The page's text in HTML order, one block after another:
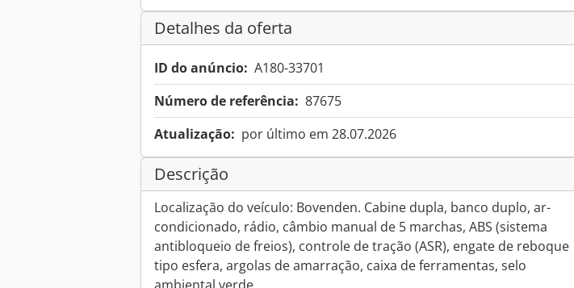
Detalhes da oferta
ID do anúncio: A180-33701
Número de referência: 87675
Atualização: por último em 28.07.2026
Descrição
Localização do veículo: Bovenden. Cabine dupla, banco duplo, ar-
condicionado, rádio, câmbio manual de 5 marchas, ABS (sistema
antibloqueio de freios), controle de tração (ASR), engate de reboque
tipo esfera, argolas de amarração, caixa de ferramentas, selo